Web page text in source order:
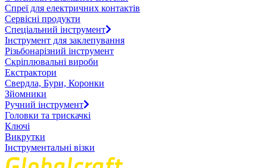
Спреї для електричних контактів
Сервісні продукти
Спеціальний інструмент
Інструмент для заклепування
Різьбонарізний інструмент
Скріплювальні вироби
Екстрактори
Свердла, Бури, Коронки
Зйомники
Ручний інструмент
Головки та трискачкі
Ключі
Викрутки
Інструментальні візки